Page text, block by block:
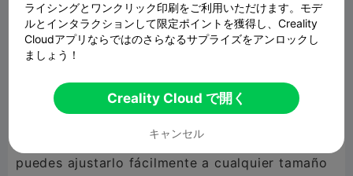
para mantener la esencia del ajedrez tradicional
mientras añade un carácter único y reconocible.
El modelo ha sido optimizado para: Impresión
Geometría limpia, facilitando una impresión
confiable Estructura resistente, ideal para uso
continuo 🔧 Modelo totalmente escalable:
puedes ajustarlo fácilmente a cualquier tamaño
ライシングとワンクリック印刷をご利用いただけます。モデ
ルとインタラクションして限定ポイントを獲得し、Creality
Cloudアプリならではのさらなるサプライズをアンロックし
ましょう！
Creality Cloud で開く
キャンセル